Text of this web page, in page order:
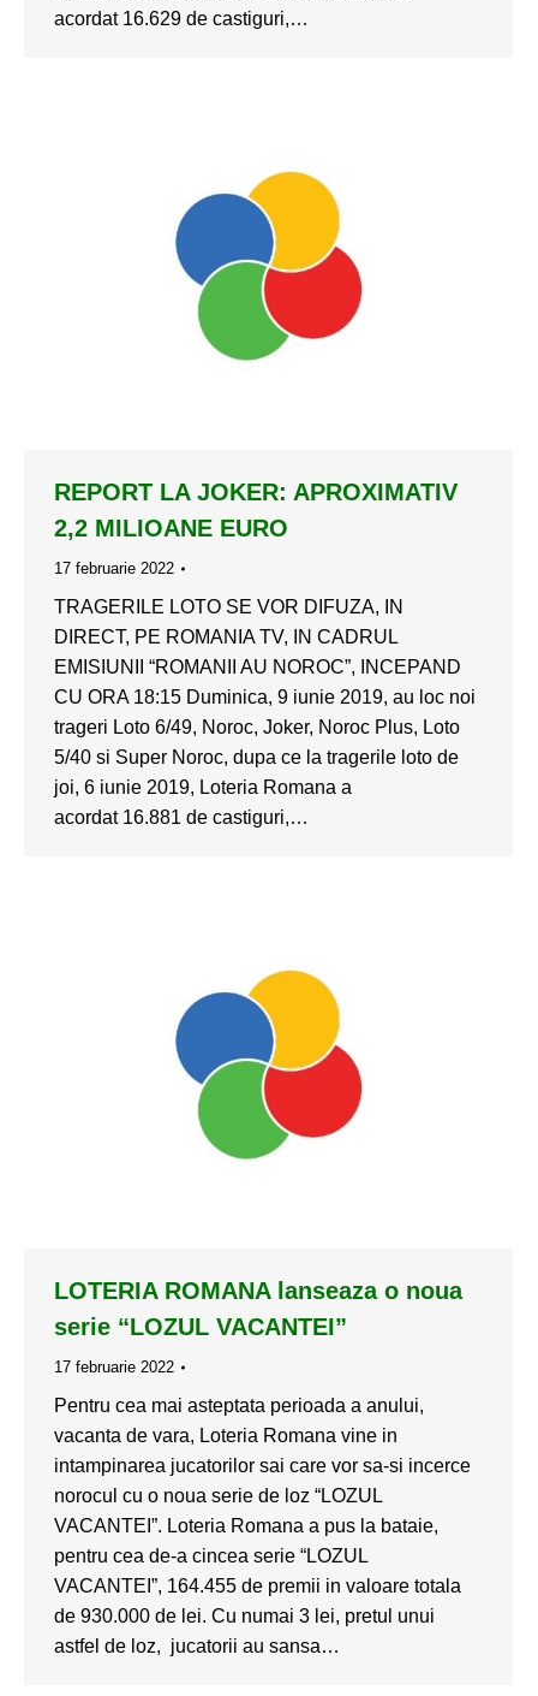
acordat 16.629 de castiguri,…
REPORT LA JOKER: APROXIMATIV
2,2 MILIOANE EURO
17 februarie 2022
TRAGERILE LOTO SE VOR DIFUZA, IN
DIRECT, PE ROMANIA TV, IN CADRUL
EMISIUNII “ROMANII AU NOROC”, INCEPAND
CU ORA 18:15 Duminica, 9 iunie 2019, au loc noi
trageri Loto 6/49, Noroc, Joker, Noroc Plus, Loto
5/40 si Super Noroc, dupa ce la tragerile loto de
joi, 6 iunie 2019, Loteria Romana a
acordat 16.881 de castiguri,…
LOTERIA ROMANA lanseaza o noua
serie “LOZUL VACANTEI”
17 februarie 2022
Pentru cea mai asteptata perioada a anului,
vacanta de vara, Loteria Romana vine in
intampinarea jucatorilor sai care vor sa-si incerce
norocul cu o noua serie de loz “LOZUL
VACANTEI”. Loteria Romana a pus la bataie,
pentru cea de-a cincea serie “LOZUL
VACANTEI”, 164.455 de premii in valoare totala
de 930.000 de lei. Cu numai 3 lei, pretul unui
astfel de loz, jucatorii au sansa…